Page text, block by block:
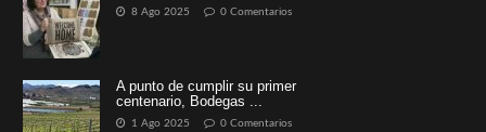
8 Ago 2025 0 Comentarios
A punto de cumplir su primer
centenario, Bodegas ...
1 Ago 2025 0 Comentarios